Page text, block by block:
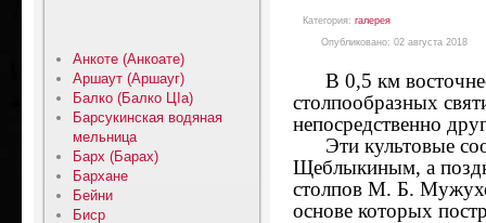
Анкоте (Анкоате)
Аршаут (Аршауг)
Балко (Балко ЦIа)
Барсукинская водяная
мельница
Барх (Барах)
Бархане
Бейни
Биср
Категория: галерея
Опубликовано: 02 августа 2018
В 0,5 км восточнее
столпообразных
непосредственно
Эти культовые
Щеблыкиным, а
столпов М. Б.
основе которых